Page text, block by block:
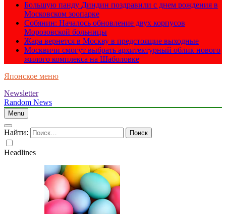
Большую панду Диндин поздравили с днем рождения в
Московском зоопарке
Собянин: Началось обновление двух корпусов
Морозовской больницы
Жара вернется в Москву в предстоящие выходные
Москвичи смогут выбрать архитектурный облик нового
жилого комплекса на Шаболовке
Японское меню
Newsletter
Random News
Menu
Найти:
Headlines